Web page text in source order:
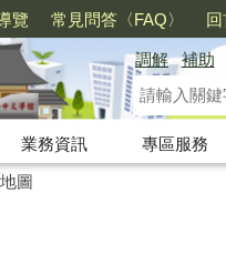
覽 常見問答〈FAQ〉
調解 補助
業務資訊
專區服務
圖